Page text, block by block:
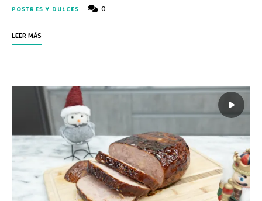
POSTRES Y DULCES 0
LEER MÁS